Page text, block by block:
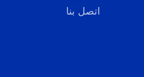
اتصل بنا